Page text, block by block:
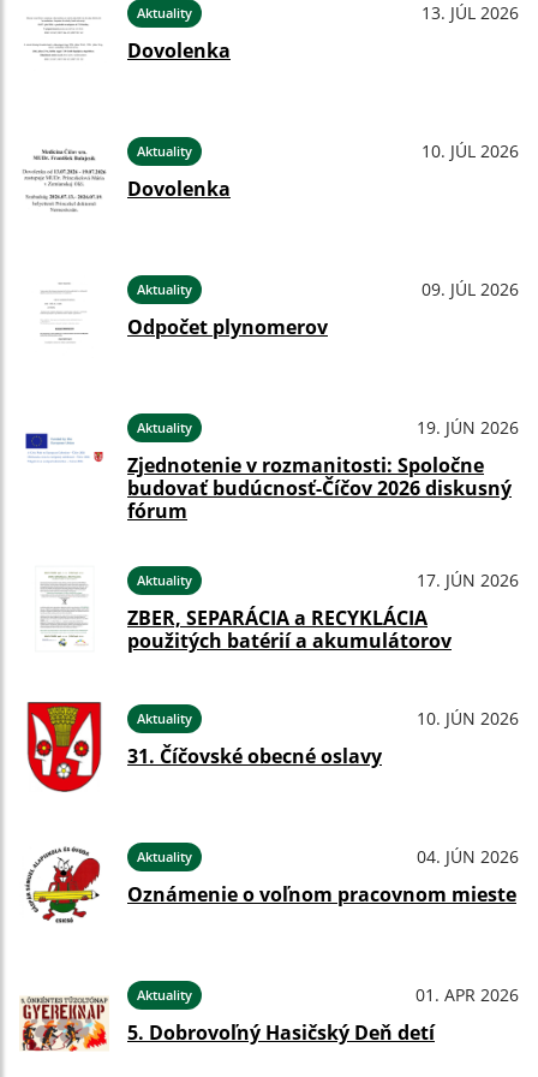
Aktuality 13. JÚL 2026
Dovolenka
Aktuality 10. JÚL 2026
Dovolenka
Aktuality 09. JÚL 2026
Odpočet plynomerov
Aktuality 19. JÚN 2026
Zjednotenie v rozmanitosti: Spoločne
budovať budúcnosť-Číčov 2026 diskusný
fórum
Aktuality 17. JÚN 2026
ZBER, SEPARÁCIA a RECYKLÁCIA
použitých batérií a akumulátorov
Aktuality 10. JÚN 2026
31. Číčovské obecné oslavy
Aktuality 04. JÚN 2026
Oznámenie o voľnom pracovnom mieste
Aktuality 01. APR 2026
5. Dobrovoľný Hasičský Deň detí